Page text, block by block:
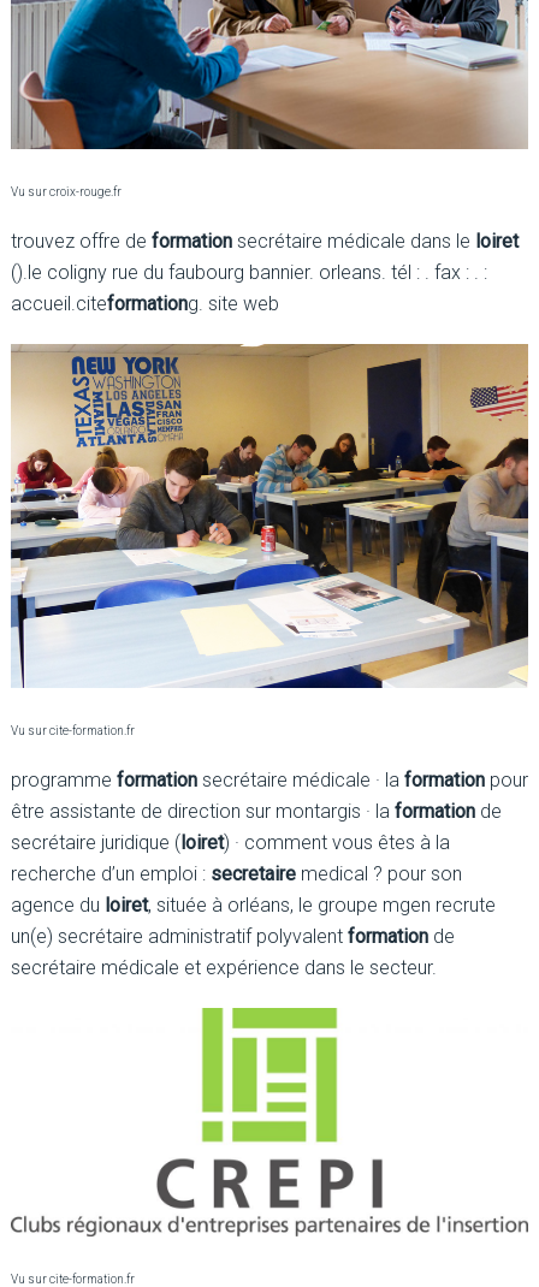
Vu sur croix-rouge.fr
trouvez offre de formationsecrétaire médicale dans le loiret
().le coligny rue du faubourg bannier. orleans. tél : . fax : . :
accueil.citeformationg. site web
Vu sur cite-formation.fr
programme formationsecrétaire médicale · la formationpour
être assistante de direction sur montargis · la formationde
secrétaire juridique (loiret) · comment vous êtes à la
recherche d’un emploi : secretairemedical ? pour son
agence du loiret, située à orléans, le groupe mgen recrute
un(e) secrétaire administratif polyvalent formationde
secrétaire médicale et expérience dans le secteur.
Vu sur cite-formation.fr